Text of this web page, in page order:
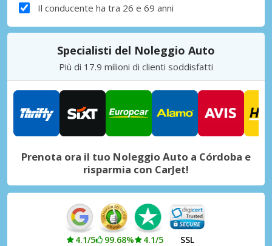
Il conducente ha tra 26 e 69 anni
Specialisti del Noleggio Auto
Più di 17.9 milioni di clienti soddisfatti
Prenota ora il tuo Noleggio Auto a Córdoba e
risparmia con CarJet!
4.1/5 99.68% 4.1/5 SSL